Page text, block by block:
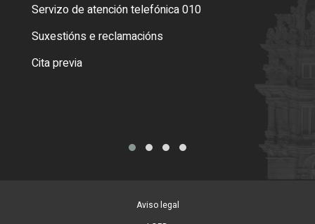
Servizo de atención telefónica 010
Suxestións e reclamacións
Cita previa
Aviso legal